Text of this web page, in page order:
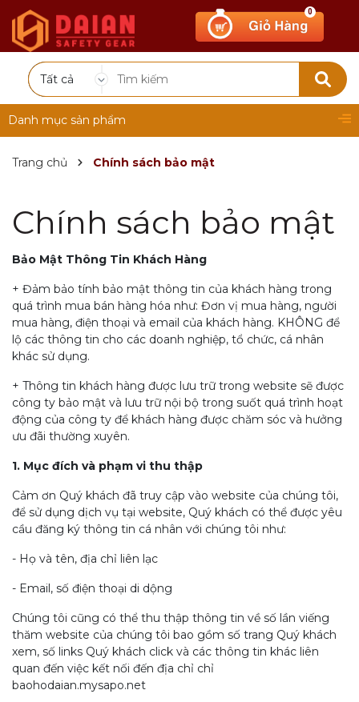
Tất cả
0
Danh mục sản phẩm
Trang chủ Chính sách bảo mật
Chính sách bảo mật
Bảo Mật Thông Tin Khách Hàng
+ Đảm bảo tính bảo mật thông tin của khách hàng trong
quá trình mua bán hàng hóa như: Đơn vị mua hàng, người
mua hàng, điện thoại và email của khách hàng. KHÔNG để
lộ các thông tin cho các doanh nghiệp, tổ chức, cá nhân
khác sử dụng.
+ Thông tin khách hàng được lưu trữ trong website sẽ được
công ty bảo mật và lưu trữ nội bộ trong suốt quá trình hoạt
động của công ty để khách hàng được chăm sóc và hưởng
ưu đãi thường xuyên.
1. Mục đích và phạm vi thu thập
Cảm ơn Quý khách đã truy cập vào website của chúng tôi,
để sử dụng dịch vụ tại website, Quý khách có thể được yêu
cầu đăng ký thông tin cá nhân với chúng tôi như:
- Họ và tên, địa chỉ liên lạc
- Email, số điện thoại di dộng
Chúng tôi cũng có thể thu thập thông tin về số lần viếng
thăm website của chúng tôi bao gồm số trang Quý khách
xem, số links Quý khách click và các thông tin khác liên
quan đến việc kết nối đến địa chỉ chỉ
baohodaian.mysapo.net